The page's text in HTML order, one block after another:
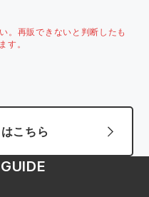
。再販できないと判断したも
す。
こちら